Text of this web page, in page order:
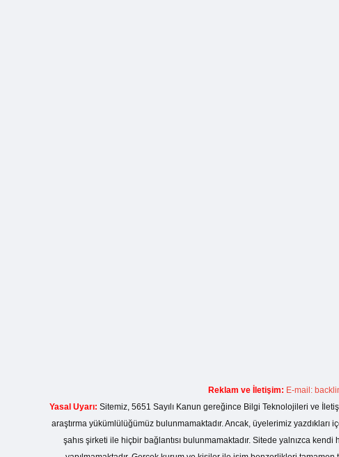
Reklam ve İletişim: E-mail:
Yasal Uyarı: Sitemiz, 5651 Sayılı Kanun gereğince Bilgi Teknolojileri ve
araştırma yükümlülüğümüz bulunmamaktadır. Ancak, üyelerimiz
şahıs şirketi ile hiçbir bağlantısı bulunmamaktadır. Sitede yalnızca